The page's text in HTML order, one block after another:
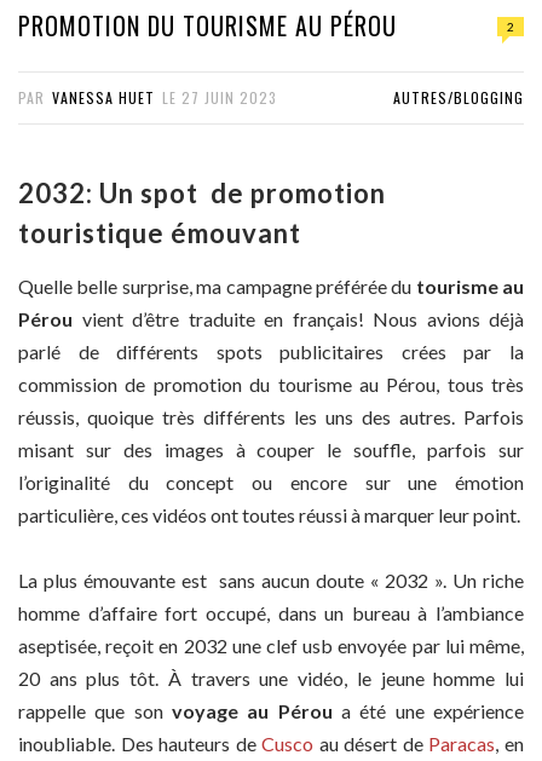
PROMOTION DU TOURISME AU PÉROU 2
PAR VANESSA HUET LE 27 JUIN 2023 AUTRES/BLOGGING
2032: Un spot de promotion
touristique émouvant
Quelle belle surprise, ma campagne préférée du tourisme au
Pérou vient d’être traduite en français! Nous avions déjà
parlé de différents spots publicitaires crées par la
commission de promotion du tourisme au Pérou, tous très
réussis, quoique très différents les uns des autres. Parfois
misant sur des images à couper le souffle, parfois sur
l’originalité du concept ou encore sur une émotion
particulière, ces vidéos ont toutes réussi à marquer leur point.
La plus émouvante est sans aucun doute « 2032 ». Un riche
homme d’affaire fort occupé, dans un bureau à l’ambiance
aseptisée, reçoit en 2032 une clef usb envoyée par lui même,
20 ans plus tôt. À travers une vidéo, le jeune homme lui
rappelle que sonvoyage au Pérou a été une expérience
inoubliable. Des hauteurs deCusco au désert de Paracas, en